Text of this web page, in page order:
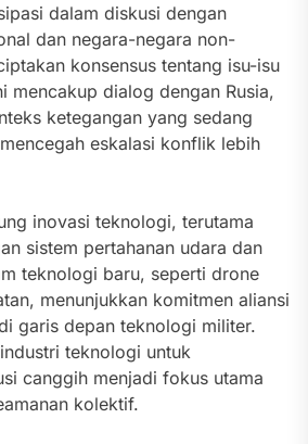
dalam diskusi dengan
dan negara-negara non-
konsensus tentang isu-isu
mencakup dialog dengan Rusia,
ketegangan yang sedang
eskalasi konflik lebih
inovasi teknologi, terutama
sistem pertahanan udara dan
teknologi baru, seperti drone
menunjukkan komitmen aliansi
garis depan teknologi militer.
teknologi untuk
canggih menjadi fokus utama
kolektif.